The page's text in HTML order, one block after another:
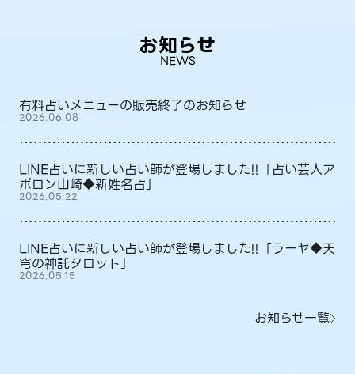
お知らせ
NEWS
有料占いメニューの販売終了のお知らせ
2026.06.08
LINE占いに新しい占い師が登場しました!!「占い芸人ア
ポロン山崎◆新姓名占」
2026.05.22
LINE占いに新しい占い師が登場しました!!「ラーヤ◆天
穹の神託タロット」
2026.05.15
お知らせ一覧